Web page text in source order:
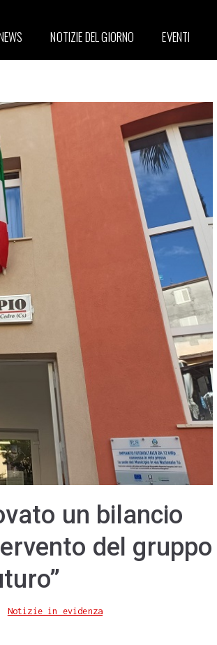
NOTIZIE DEL GIORNO EVENTI
un bilancio
del gruppo
Notizie in evidenza